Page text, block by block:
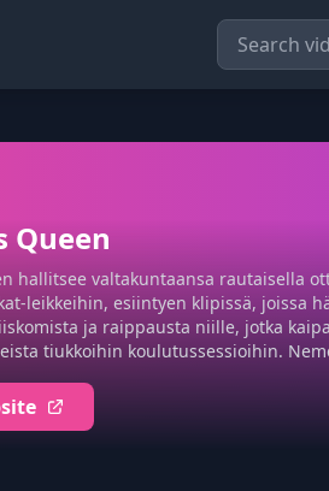
Queen
hallitsee valtakuntaansa rautaisella
leikkeihin, esiintyen klipissä, joissa
ja raippausta niille, jotka
tiukkoihin koulutussessioihin.